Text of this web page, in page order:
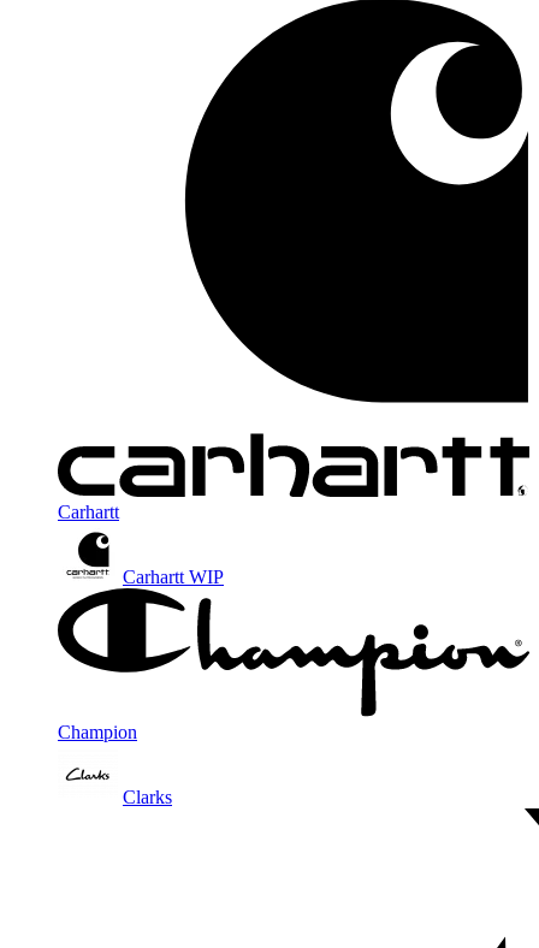
Carhartt
Carhartt WIP
Champion
Clarks